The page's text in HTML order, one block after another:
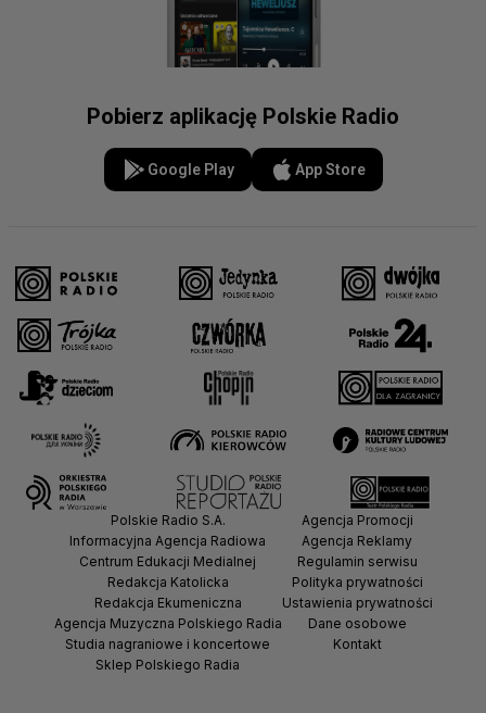
Pobierz aplikację Polskie Radio
Google Play App Store
Polskie Radio S.A.
Informacyjna Agencja Radiowa
Centrum Edukacji Medialnej
Redakcja Katolicka
Redakcja Ekumeniczna
Agencja Muzyczna Polskiego Radia
Studia nagraniowe i koncertowe
Sklep Polskiego Radia
Agencja Promocji
Agencja Reklamy
Regulamin serwisu
Polityka prywatności
Ustawienia prywatności
Dane osobowe
Kontakt